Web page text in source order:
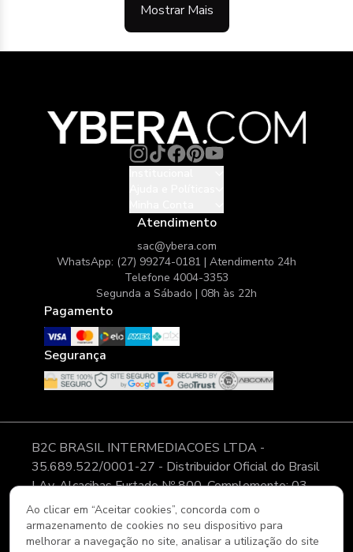
Mostrar Mais
Atendimento
sac@ybera.com
WhatsApp: (27) 99274-0181 | Atendimento 24h
Telefone 4004-3353
Segunda a Sábado | 08h às 22h
Pagamento
Segurança
B2C BRASIL INTERMEDIACOES LTDA -
35.689.522/0001-27 - Distribuidor Oficial do Brasil
| Av. Alcacibas Furtado Nº 800, Complemento: 03,
Modulo 11, Pátio 02, CLGV - Bairro: Canaã - Cidade:
Viana - ES - CEP: 29.135-008 As imagens, textos e
layout aqui veiculados são de propriedade da Loja. É
Ao clicar em “Aceitar cookies”, concorda com o
armazenamento de cookies no seu dispositivo para
melhorar a navegação no site, analisar a utilização do site